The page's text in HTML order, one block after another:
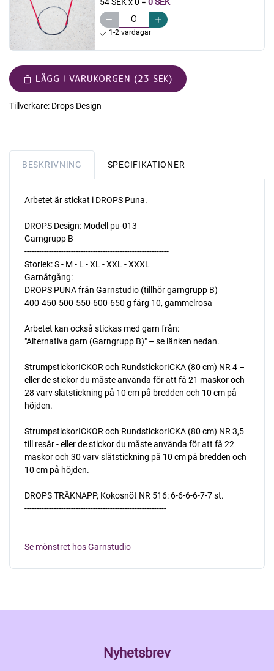
54 SEK x 0 = 0 SEK
1-2 vardagar
LÄGG I VARUKORGEN (23 SEK)
Tillverkare: Drops Design
BESKRIVNING SPECIFIKATIONER
Arbetet är stickat i DROPS Puna.
DROPS Design: Modell pu-013
Garngrupp B
-----------------------------------------------------------
Storlek: S - M - L - XL - XXL - XXXL
Garnåtgång:
DROPS PUNA från Garnstudio (tillhör garngrupp B)
400-450-500-550-600-650 g färg 10, gammelrosa
Arbetet kan också stickas med garn från:
"Alternativa garn (Garngrupp B)" – se länken nedan.
StrumpstickorICKOR och RundstickorICKA (80 cm) NR 4 –
eller de stickor du måste använda för att få 21 maskor och
28 varv slätstickning på 10 cm på bredden och 10 cm på
höjden.
StrumpstickorICKOR och RundstickorICKA (80 cm) NR 3,5
till resår - eller de stickor du måste använda för att få 22
maskor och 30 varv slätstickning på 10 cm på bredden och
10 cm på höjden.
DROPS TRÄKNAPP, Kokosnöt NR 516: 6-6-6-6-7-7 st.
----------------------------------------------------------
Se mönstret hos Garnstudio
Nyhetsbrev